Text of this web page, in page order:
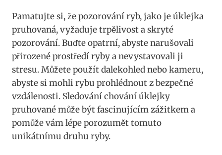
Pamatujte si,​ že pozorování ryb, jako je úklejka
pruhovaná, vyžaduje ‌trpělivost a skryté
pozorování. Buďte‌ opatrní, ⁣abyste narušovali
přirozené prostředí ryby⁢ a nevystavovali ⁤ji
stresu. Můžete použít dalekohled nebo kameru,
abyste si mohli rybu ⁢prohlédnout z ​bezpečné
vzdálenosti. Sledování chování úklejky
pruhované může být fascinujícím zážitkem a​
pomůže vám lépe porozumět tomuto
unikátnímu ​druhu ryby.